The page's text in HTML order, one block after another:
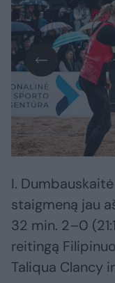
I.
staigmeną jau
32 min. 2–0
reitingą
Taliqua Clancy